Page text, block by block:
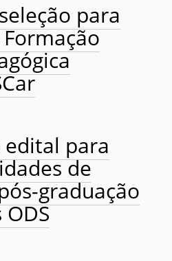
para
edital para
de
graduação